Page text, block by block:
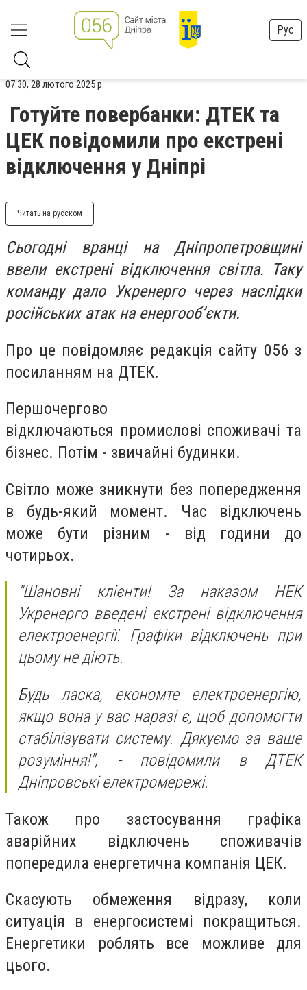
Рус
07:30, 28 лютого 2025 р.
Готуйте повербанки: ДТЕК та
ЦЕК повідомили про екстрені
відключення у Дніпрі
Читать на русском
Сьогодні вранці на Дніпропетровщині
ввели екстрені відключення світла. Таку
команду дало Укренерго через наслідки
російських атак на енергооб’єкти.
Про це повідомляє редакція сайту 056 з
посиланням на ДТЕК.
Першочергово
відключаються промислові споживачі та
бізнес. Потім - звичайні будинки.
Світло може зникнути без попередження
в будь-який момент. Час відключень
може бути різним - від години до
чотирьох.
"Шановні клієнти! За наказом НЕК
Укренерго введені екстрені відключення
електроенергії. Графіки відключень при
цьому не діють.
Будь ласка, економте електроенергію,
якщо вона у вас наразі є, щоб допомогти
стабілізувати систему. Дякуємо за ваше
розуміння!", - повідомили в ДТЕК
Дніпровські електромережі.
Також про застосування графіка
аварійних відключень споживачів
попередила енергетична компанія ЦЕК.
Скасують обмеження відразу, коли
ситуація в енергосистемі покращиться.
Енергетики роблять все можливе для
цього.